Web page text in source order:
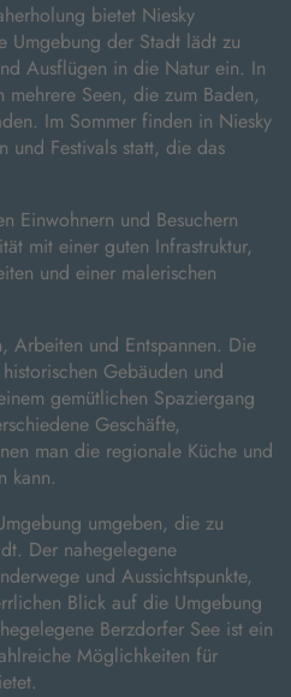
bietet Niesky
der Stadt lädt zu
Ausflügen in die Natur ein. In
Seen, die zum Baden,
Im Sommer finden in Niesky
und Festivals statt, die das
Einwohnern und Besuchern
mit einer guten Infrastruktur,
und einer malerischen
Arbeiten und Entspannen. Die
Gebäuden und
gemütlichen Spaziergang
Geschäfte,
man die regionale Küche und
kann.
umgeben, die zu
Der nahegelegene
und Aussichtspunkte,
Blick auf die Umgebung
Berzdorfer See ist ein
Möglichkeiten für